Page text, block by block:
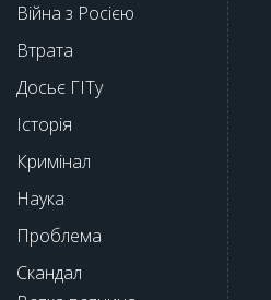
Війна з Росією
Втрата
Досьє ГІТу
Історія
Кримінал
Наука
Проблема
Скандал